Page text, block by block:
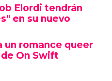
Elordi tendrán
en su nuevo
un romance queer
On Swift